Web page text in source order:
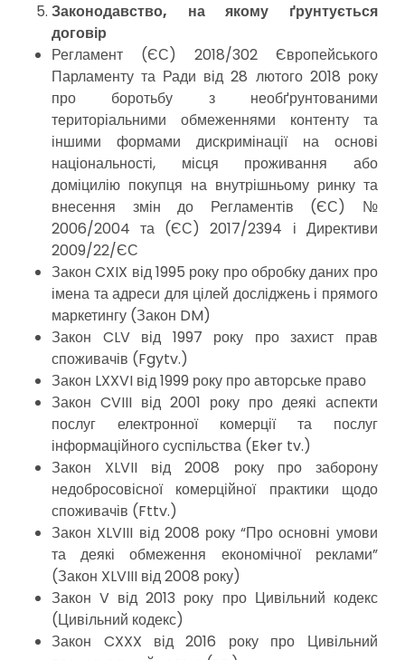
Законодавство, на якому ґрунтується
договір
Регламент (ЄС) 2018/302 Європейського
Парламенту та Ради від 28 лютого 2018 року
про боротьбу з необґрунтованими
територіальними обмеженнями контенту та
іншими формами дискримінації на основі
національності, місця проживання або
доміцилію покупця на внутрішньому ринку та
внесення змін до Регламентів (ЄС) №
2006/2004 та (ЄС) 2017/2394 і Директиви
2009/22/ЄС
Закон CXIX від 1995 року про обробку даних про
імена та адреси для цілей досліджень і прямого
маркетингу (Закон DM)
Закон CLV від 1997 року про захист прав
споживачів (Fgytv.)
Закон LXXVI від 1999 року про авторське право
Закон CVIII від 2001 року про деякі аспекти
послуг електронної комерції та послуг
інформаційного суспільства (Eker tv.)
Закон XLVII від 2008 року про заборону
недобросовісної комерційної практики щодо
споживачів (Fttv.)
Закон XLVIII від 2008 року “Про основні умови
та деякі обмеження економічної реклами”
(Закон XLVIII від 2008 року)
Закон V від 2013 року про Цивільний кодекс
(Цивільний кодекс)
Закон CXXX від 2016 року про Цивільний